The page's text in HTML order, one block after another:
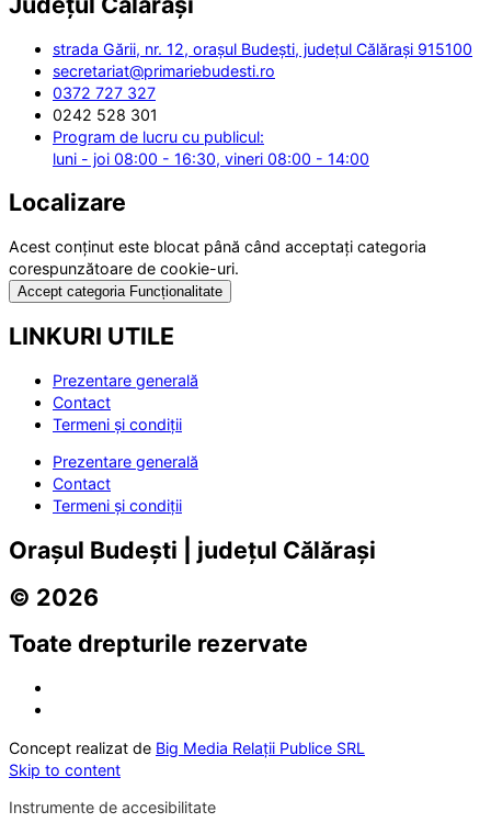
strada Gării, nr. 12, orașul Budești, județul Călărași 915100
secretariat@primariebudesti.ro
0372 727 327
0242 528 301
Program de lucru cu publicul:
luni - joi 08:00 - 16:30, vineri 08:00 - 14:00
Localizare
Acest conținut este blocat până când acceptați categoria
corespunzătoare de cookie-uri.
Accept categoria Funcționalitate
LINKURI UTILE
Prezentare generală
Contact
Termeni și condiții
Prezentare generală
Contact
Termeni și condiții
Orașul Budești | județul Călărași
© 2026
Toate drepturile rezervate
Concept realizat de Big Media Relații Publice SRL
Skip to content
Instrumente de accesibilitate